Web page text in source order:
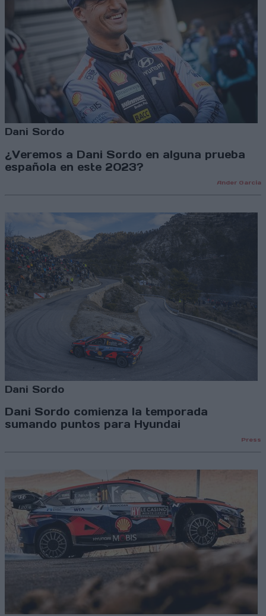
Dani Sordo
¿Veremos a Dani Sordo en alguna prueba
española en este 2023?
Ander García
Dani Sordo
Dani Sordo comienza la temporada
sumando puntos para Hyundai
Press